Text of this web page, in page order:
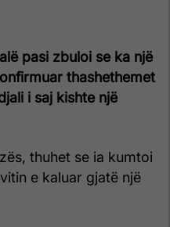
pasi zbuloi se ka një
thashethemet
i saj kishte një
thuhet se ia kumtoi
e kaluar gjatë një